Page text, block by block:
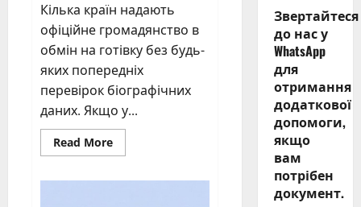
Кілька країн надають
офіційне громадянство в
обмін на готівку без будь-
яких попередніх
перевірок біографічних
даних. Якщо у...
Read MoreRead
more
Звертайтеся
до нас у
WhatsApp
для
отримання
додаткової
допомоги,
якщо
вам
потрібен
документ.